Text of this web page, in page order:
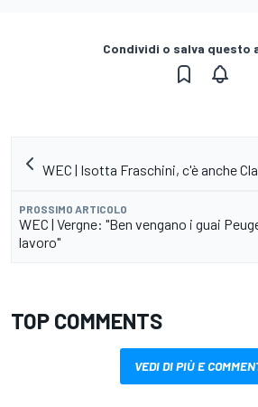
Condividi o salva questo
WEC | Isotta Fraschini, c'è anche
PROSSIMO ARTICOLO
WEC | Vergne: "Ben vengano i guai
lavoro"
TOP COMMENTS
VEDI DI PIÙ E